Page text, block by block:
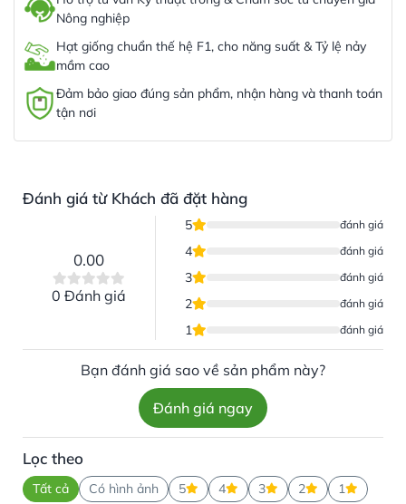
Nông nghiệp
Hạt giống chuẩn thế hệ F1, cho năng suất & Tỷ lệ nảy
mầm cao
Đảm bảo giao đúng sản phẩm, nhận hàng và thanh toán
tận nơi
Đánh giá từ Khách đã đặt hàng
0.00
0 Đánh giá
5 đánh giá
4 đánh giá
3 đánh giá
2 đánh giá
1 đánh giá
Bạn đánh giá sao về sản phẩm này?
Đánh giá ngay
Lọc theo
Tất cả Có hình ảnh 5 4 3 2 1